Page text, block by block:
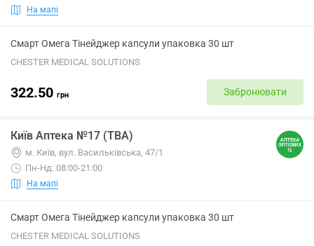
На мапі
Смарт Омега Тінейджер капсули упаковка 30 шт
CHESTER MEDICAL SOLUTIONS
322.50 грн Забронювати
Київ Аптека №17 (ТВА)
м. Київ, вул. Васильківська, 47/1
Пн-Нд: 08:00-21:00
На мапі
Смарт Омега Тінейджер капсули упаковка 30 шт
CHESTER MEDICAL SOLUTIONS